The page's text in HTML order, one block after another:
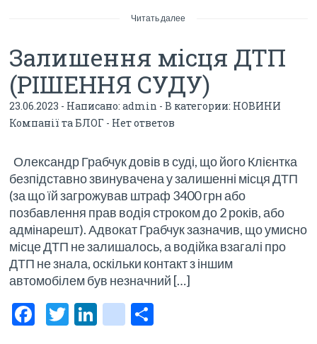
o
o
k
n
g
er
_p
os
р
в
и
ть
Читать далее
Залишення місця ДТП
(РІШЕННЯ СУДУ)
23.06.2023 - Написано:admin - В категории: НОВИНИ
Компанії та БЛОГ - Нет ответов
Олександр Грабчук довів в суді, що його Клієнтка
безпідставно звинувачена у залишенні місця ДТП
(за що їй загрожував штраф 3400 грн або
позбавлення прав водія строком до 2 років, або
адмінарешт). Адвокат Грабчук зазначив, що умисно
місце ДТП не залишалось, а водійка взагалі про
ДТП не знала, оскільки контакт з іншим
автомобілем був незначний […]
F
T
Li
bl